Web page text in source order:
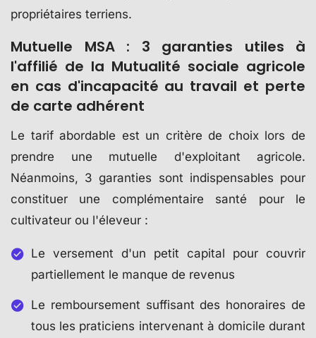
propriétaires terriens.
Mutuelle MSA : 3 garanties utiles à
l'affilié de la Mutualité sociale agricole
en cas d'incapacité au travail et perte
de carte adhérent
Le tarif abordable est un critère de choix lors de
prendre une mutuelle d'exploitant agricole.
Néanmoins, 3 garanties sont indispensables pour
constituer une complémentaire santé pour le
cultivateur ou l'éleveur :
Le versement d'un petit capital pour couvrir
partiellement le manque de revenus
Le remboursement suffisant des honoraires de
tous les praticiens intervenant à domicile durant